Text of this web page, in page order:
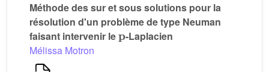
Méthode des sur et sous solutions pour la
résolution d'un problème de type Neuman
faisant intervenir le
𝐩
-Laplacien
Mélissa Motron